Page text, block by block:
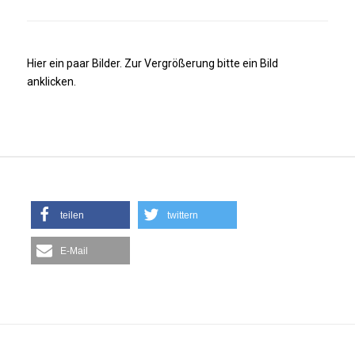
Hier ein paar Bilder. Zur Vergrößerung bitte ein Bild
anklicken.
teilen twittern
E-Mail